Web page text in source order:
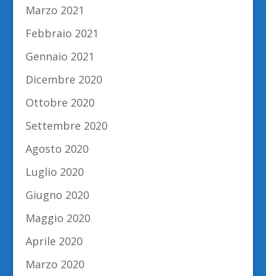
Marzo 2021
Febbraio 2021
Gennaio 2021
Dicembre 2020
Ottobre 2020
Settembre 2020
Agosto 2020
Luglio 2020
Giugno 2020
Maggio 2020
Aprile 2020
Marzo 2020